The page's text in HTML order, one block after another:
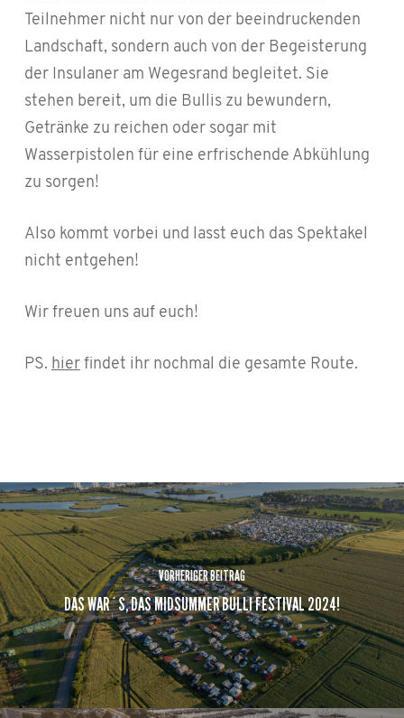
Teilnehmer nicht nur von der beeindruckenden
Landschaft, sondern auch von der Begeisterung
der Insulaner am Wegesrand begleitet. Sie
stehen bereit, um die Bullis zu bewundern,
Getränke zu reichen oder sogar mit
Wasserpistolen für eine erfrischende Abkühlung
zu sorgen!
Also kommt vorbei und lasst euch das Spektakel
nicht entgehen!
Wir freuen uns auf euch!
PS. hierfindet ihr nochmal die gesamte Route.
VORHERIGER BEITRAG
DAS WAR´S, DAS MIDSUMMER BULLI FESTIVAL 2024!